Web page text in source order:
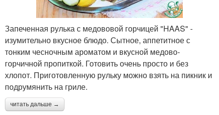
Запеченная рулька с медововой горчицей "HAAS" -
изумительно вкусное блюдо. Сытное, аппетитное с
тонким чесночным ароматом и вкусной медово-
горчичной пропиткой. Готовить очень просто и без
хлопот. Приготовленную рульку можно взять на пикник и
подрумянить на гриле.
читать дальше →